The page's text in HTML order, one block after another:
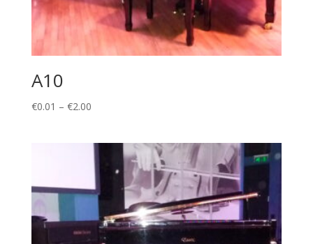
A10
€0.01 – €2.00Price
through
€2.00